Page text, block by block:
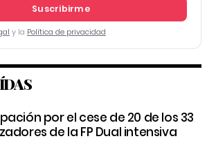
Suscribirme
y la Política de privacidad
por el cese de 20 de los 33
de la FP Dual intensiva